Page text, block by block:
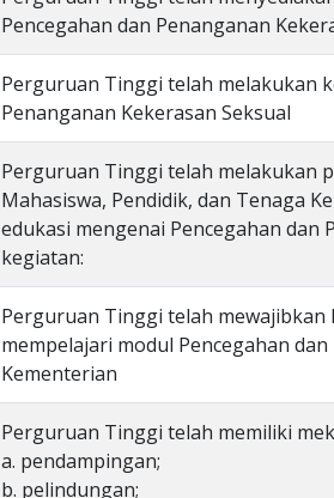
Pencegahan dan Penanganan
Perguruan Tinggi telah melakukan
Penanganan Kekerasan Seksual
Perguruan Tinggi telah melakukan
Mahasiswa, Pendidik, dan Tenaga
edukasi mengenai Pencegahan dan
kegiatan:
Perguruan Tinggi telah mewajibkan
mempelajari modul Pencegahan
Kementerian
Perguruan Tinggi telah memiliki
a. pendampingan;
b. pelindungan;